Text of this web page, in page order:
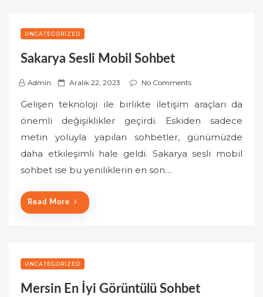
UNCATEGORIZED
Sakarya Sesli Mobil Sohbet
Admin
P
s
t
e
d
Aralık 22, 2023 No Comments
Gelişen teknoloji ile birlikte iletişim araçları da
önemli değişiklikler geçirdi. Eskiden sadece
metin yoluyla yapılan sohbetler, günümüzde
daha etkileşimli hale geldi. Sakarya sesli mobil
sohbet ise bu yeniliklerin en son…
Read More
UNCATEGORIZED
Mersin En İyi Görüntülü Sohbet